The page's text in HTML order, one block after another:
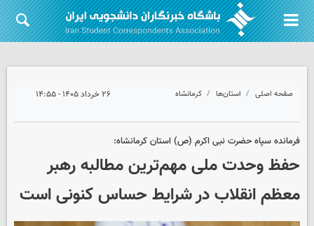
صفحه اصلی استان‌ها کرمانشاه ۲۶ خرداد ۱۴۰۵ - ۱۴:۵۵
فرمانده سپاه حضرت نبی اکرم (ص) استان کرمانشاه:
حفظ وحدت ملی مهم‌ترین مطالبه رهبر
معظم انقلاب در شرایط حساس کنونی است